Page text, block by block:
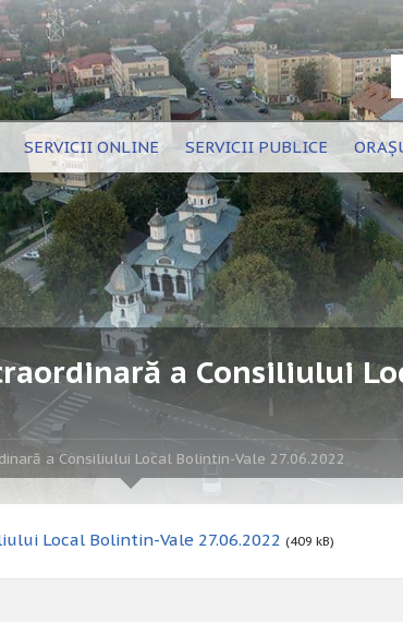
SERVICII ONLINE SERVICII PUBLICE
a Consiliului
a Consiliului Local Bolintin-Vale 27.06.2022
Local Bolintin-Vale 27.06.2022 (409 kB)